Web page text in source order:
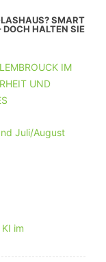
SMART
DOCH HALTEN SIE
IM
UND
im